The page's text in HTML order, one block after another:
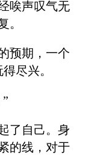
唉声叹气无
。
预期，一个
尽兴。
了自己。身
的线，对于